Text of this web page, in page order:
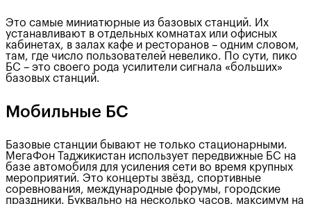
Это самые миниатюрные из базовых станций. Их
устанавливают в отдельных комнатах или офисных
кабинетах, в залах кафе и ресторанов – одним словом,
там, где число пользователей невелико. По сути, пико
БС – это своего рода усилители сигнала «больших»
базовых станций.
Мобильные БС
Базовые станции бывают не только стационарными.
МегаФон Таджикистан использует передвижные БС на
базе автомобиля для усиления сети во время крупных
мероприятий. Это концерты звёзд, спортивные
соревнования, международные форумы, городские
праздники. Буквально на несколько часов, максимум на